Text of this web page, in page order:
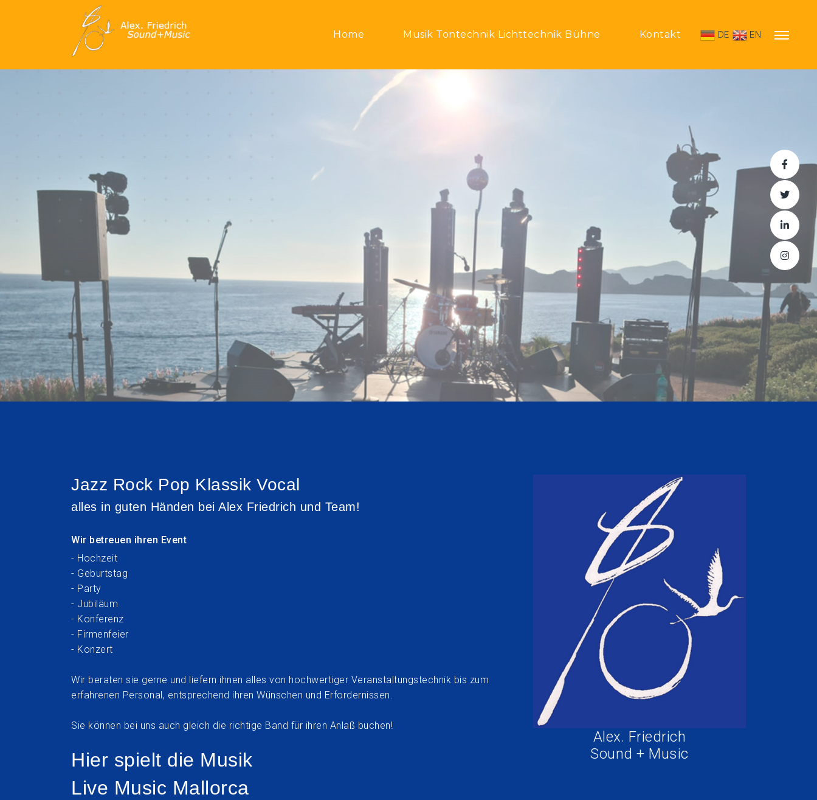
Home Musik Tontechnik Lichttechnik Bühne Kontakt DE EN
Jazz Rock Pop Klassik Vocal
alles in guten Händen bei Alex Friedrich und Team!
Wir betreuen ihren Event
- Hochzeit
- Geburtstag
- Party
- Jubiläum
- Konferenz
- Firmenfeier
- Konzert
Wir beraten sie gerne und liefern ihnen alles von hochwertiger Veranstaltungstechnik bis zum
erfahrenen Personal, entsprechend ihren Wünschen und Erfordernissen.
Sie können bei uns auch gleich die richtige Band für ihren Anlaß buchen!
Hier spielt die Musik
Live Music Mallorca
Alex. Friedrich
Sound + Music